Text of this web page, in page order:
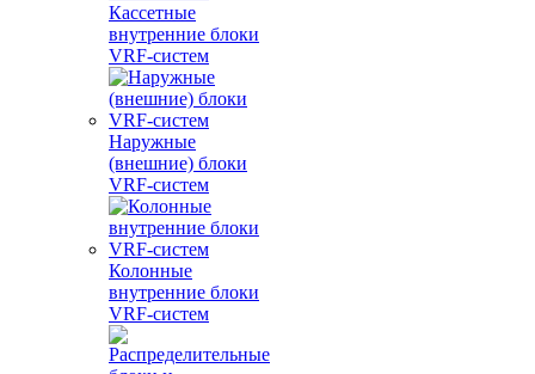
Кассетные
внутренние блоки
VRF-систем
Наружные
(внешние) блоки
VRF-систем
Колонные
внутренние блоки
VRF-систем